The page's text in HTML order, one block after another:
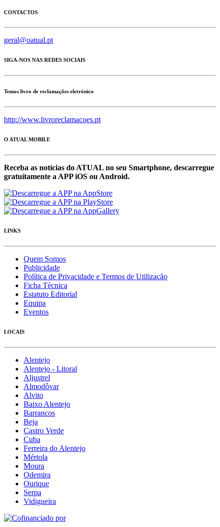
CONTACTOS
geral@oatual.pt
SIGA-NOS NAS REDES SOCIAIS
Temos livro de reclamações eletrónico
http://www.livroreclamacoes.pt
O ATUAL MOBILE
Receba as notícias do ATUAL no seu Smartphone, descarregue
gratuítamente a APP iOS ou Android.
LINKS
Quem Somos
Publicidade
Política de Privacidade e Termos de Utilização
Ficha Técnica
Estatuto Editorial
Equipa
Eventos
LOCAIS
Alentejo
Alentejo - Litoral
Aljustrel
Almodôvar
Alvito
Baixo Alentejo
Barrancos
Beja
Castro Verde
Cuba
Ferreira do Alentejo
Mértola
Moura
Odemira
Ourique
Serpa
Vidigueira